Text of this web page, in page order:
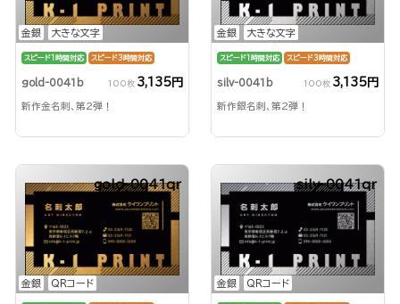
金銀 大きな文字
スピード1時間対応 スピード3時間対応
gold-0041b 100枚 3,135円
新作金名刺、第2弾！
金銀 大きな文字
スピード1時間対応 スピード3時間対応
silv-0041b 100枚 3,135円
新作銀名刺、第2弾！
金銀 QRコード
gold-0041qr
金銀 QRコード
silv-0041qr